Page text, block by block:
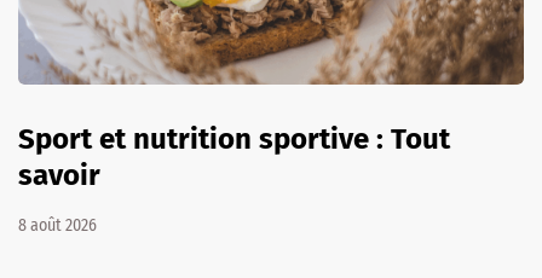
Sport et nutrition sportive : Tout
savoir
8 août 2026